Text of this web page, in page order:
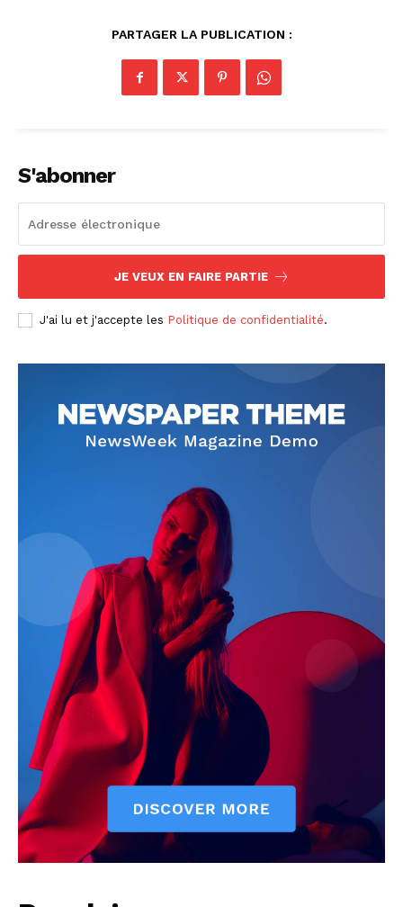
PARTAGER LA PUBLICATION :
S'abonner
JE VEUX EN FAIRE PARTIE
J'ai lu et j'accepte les Politique de confidentialité.